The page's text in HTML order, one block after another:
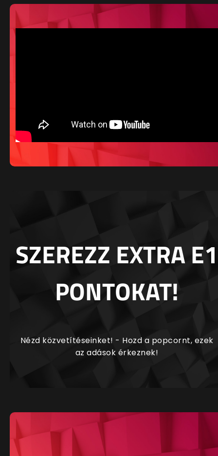
SZEREZZ EXTRA E1
PONTOKAT!
Nézd közvetítéseinket! - Hozd a popcornt, ezek
az adások érkeznek!